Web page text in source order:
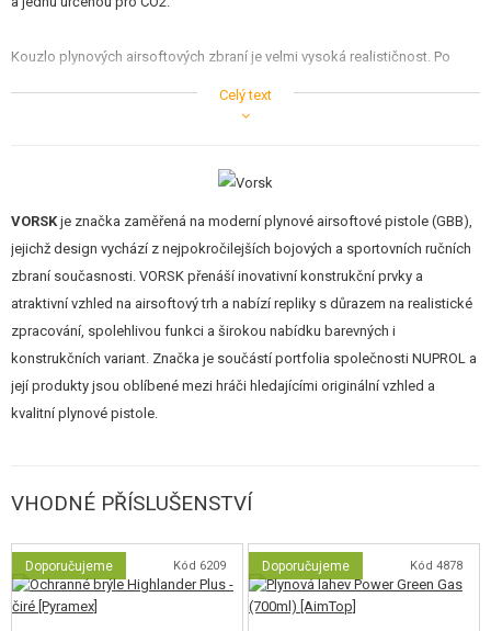
Kouzlo plynových airsoftových zbraní je velmi vysoká realističnost. Po
provázeno typickým kovovým klapnutím. Při každém výstřelu dochází k
zadní poloze. Zbraň rovněž umožňuje poměrně realistickou rozborku.
namazané silikonovou vazelínou nebo silikonovým olejem.
Nejvýraznější rysy pistole jsou:
Originální kovový CNC obráběný závěr.
Texturovaná rukojeť pro optimální přilnavost.
Vnější rýhovaná hlaveň.
Oboustranná páčka pojistky.
Světlovodná mířidla.
Prodloužené zvětšené hrdlo zásobníku.
Adaptér na tlumič včetně krytky. Závit 14 mm levotočivý.
Celý text
VORSKje značka zaměřená na moderní plynové airsoftové pistole (GBB),
jejichž design vychází z nejpokročilejších bojových a sportovních ručních
zbraní současnosti. VORSK přenáší inovativní konstrukční prvky a
atraktivní vzhled na airsoftový trh a nabízí repliky s důrazem na realistické
zpracování, spolehlivou funkci a širokou nabídku barevných i
konstrukčních variant. Značka je součástí portfolia společnosti NUPROL a
její produkty jsou oblíbené mezi hráči hledajícími originální vzhled a
kvalitní plynové pistole.
VHODNÉ PŘÍSLUŠENSTVÍ
Doporučujeme Kód 6209 Doporučujeme Kód 4878